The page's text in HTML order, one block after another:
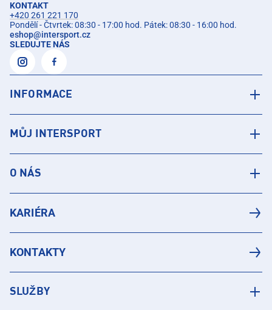
KONTAKT
+420 261 221 170
Pondělí - Čtvrtek: 08:30 - 17:00 hod. Pátek: 08:30 - 16:00 hod.
eshop@intersport.cz
SLEDUJTE NÁS
INFORMACE
MŮJ INTERSPORT
O NÁS
KARIÉRA
KONTAKTY
SLUŽBY